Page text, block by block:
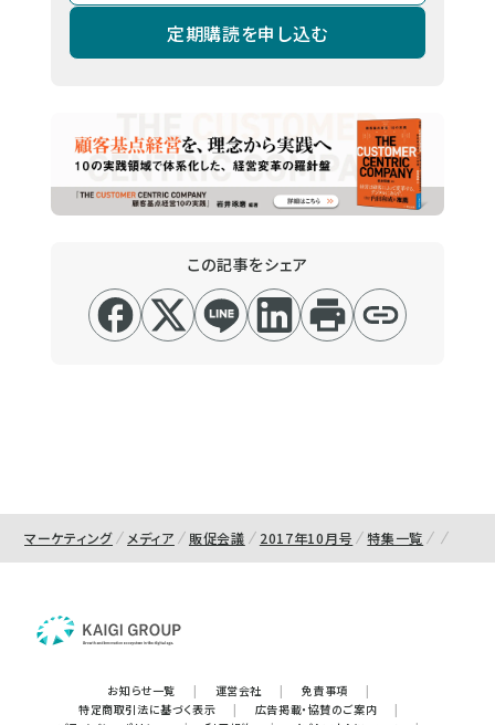
定期購読を申し込む
この記事をシェア
マーケティング メディア 販促会議 2017年10月号 特集一覧
お知らせ一覧 | 運営会社 | 免責事項
|
特定商取引法に基づく表示
| 広告掲載・協賛のご案内
|